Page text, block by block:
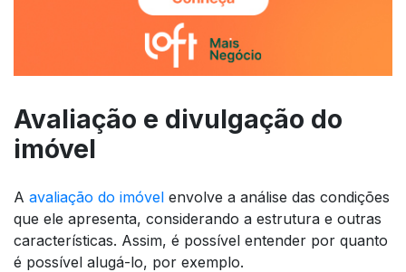
Avaliação e divulgação do
imóvel
A avaliação do imóvel envolve a análise das condições
que ele apresenta, considerando a estrutura e outras
características. Assim, é possível entender por quanto
é possível alugá-lo, por exemplo.